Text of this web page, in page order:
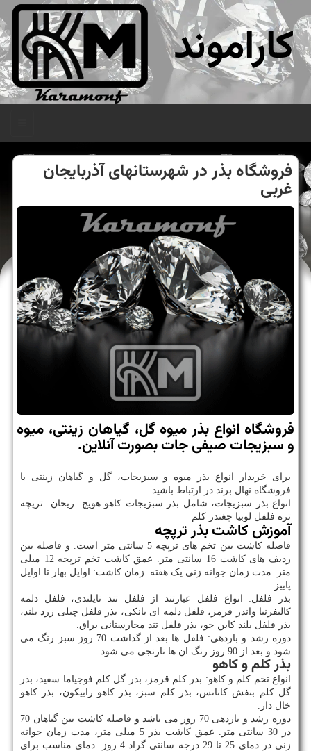
کاراموند
فروشگاه بذر در شهرستانهای آذربایجان
غربی
فروشگاه انواع بذر میوه گل، گیاهان زینتی، میوه
و سبزیجات صیفی جات بصورت آنلاین.
برای خریدار انواع بذر میوه و سبزیجات، گل و گیاهان زینتی با
فروشگاه نهال برند در ارتباط باشید.
انواع بذر سبزیجات، شامل بذر سبزیجات کاهو هویچ ریحان ترپچه
تره فلفل لوبیا چغندر کلم
آموزش کاشت بذر ترپچه
فاصله کاشت بین تخم های ترپچه 5 سانتی متر است. و فاصله بین
ردیف های کاشت 16 سانتی متر. عمق کاشت تخم ترپجه 12 میلی
متر. مدت زمان جوانه زنی یک هفته. زمان کاشت: اوایل بهار تا اوایل
پاییز
بذر فلفل: انواع فلفل عبارتند از فلفل تند تایلندی، فلفل دلمه
کالیفرنیا واندر قرمز، فلفل دلمه ای یانکی، بذر فلفل چیلی زرد بلند،
بذر فلفل بلند کاین جو، بذر فلفل تند مجارستانی براق.
دوره رشد و باردهی: فلفل ها بعد از گذاشت 70 روز سبز رنگ می
شود و بعد از 90 روز رنگ ان ها نارنجی می شود.
بذر کلم و کاهو
انواع تخم کلم و کاهو: بذر کلم قرمز، بذر گل کلم فوجیاما سفید، بذر
گل کلم بنفش کاتانس، بذر کلم سبز، بذر کاهو رابیکون، بذر کاهو
خال دار.
دوره رشد و بازدهی 70 روز می باشد و فاصله کاشت بین گیاهان 70
در 30 سانتی متر. عمق کاشت بذر 5 میلی متر، مدت زمان جوانه
زنی در دمای 25 تا 29 درجه سانتی گراد 4 روز. دمای مناسب برای